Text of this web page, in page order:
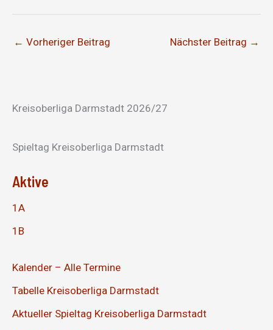
← Vorheriger Beitrag Nächster Beitrag →
Kreisoberliga Darmstadt 2026/27
Spieltag Kreisoberliga Darmstadt
Aktive
1A
1B
Kalender – Alle Termine
Tabelle Kreisoberliga Darmstadt
Aktueller Spieltag Kreisoberliga Darmstadt